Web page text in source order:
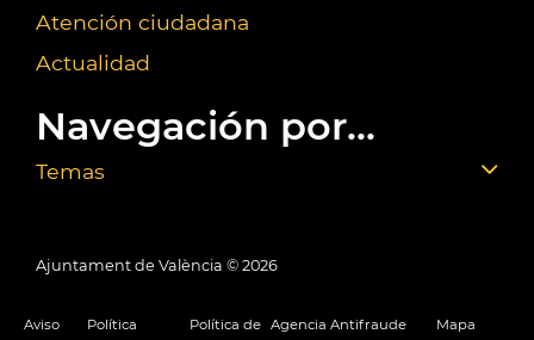
Atención ciudadana
Actualidad
Navegación por...
Temas
Ajuntament de València © 2026
Aviso
Política
Política de Agencia Antifraude
Mapa